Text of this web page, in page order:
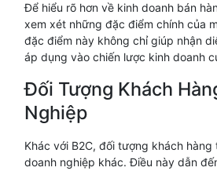
Để hiểu rõ hơn về kinh doanh bán
xem xét những đặc điểm chính của
đặc điểm này không chỉ giúp nhận
áp dụng vào chiến lược kinh doanh
Đối Tượng Khách
Nghiệp
Khác với B2C, đối tượng khách hàng
doanh nghiệp khác. Điều này dẫn